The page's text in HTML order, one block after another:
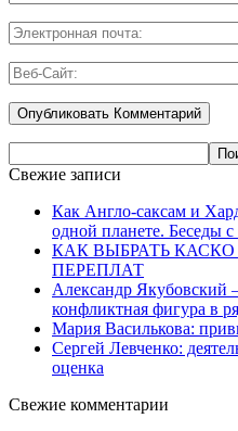
Свежие записи
Как Англо-саксам и
одной планете. Беседы
КАК ВЫБРАТЬ
ПЕРЕПЛАТ
Александр Якубовский
конфликтная фигура в
Мария Василькова:
Сергей Левченко:
оценка
Свежие комментарии